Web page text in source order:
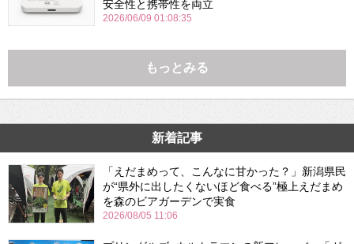
安全性と携帯性を両立
2026/06/09 01:08:35
もっとみる
新着記事
「えだまめって、こんなに甘かった？」新潟県民
が“県外に出したくないほど食べる”極上えだまめ
を森のビアガーデンで実食
2026/08/05 11:06